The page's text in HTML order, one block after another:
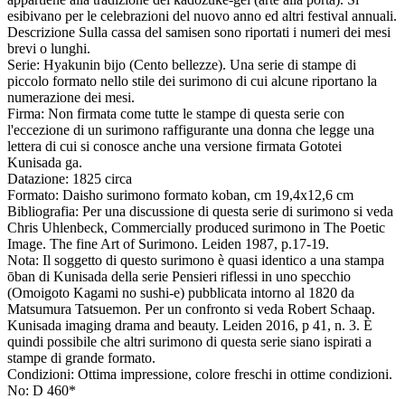
esibivano per le celebrazioni del nuovo anno ed altri festival annuali.
Descrizione Sulla cassa del samisen sono riportati i numeri dei mesi
brevi o lunghi.
Serie: Hyakunin bijo (Cento bellezze). Una serie di stampe di
piccolo formato nello stile dei surimono di cui alcune riportano la
numerazione dei mesi.
Firma: Non firmata come tutte le stampe di questa serie con
l'eccezione di un surimono raffigurante una donna che legge una
lettera di cui si conosce anche una versione firmata Gototei
Kunisada ga.
Datazione: 1825 circa
Formato: Daisho surimono formato koban, cm 19,4x12,6 cm
Bibliografia: Per una discussione di questa serie di surimono si veda
Chris Uhlenbeck, Commercially produced surimono in The Poetic
Image. The fine Art of Surimono. Leiden 1987, p.17-19.
Nota: Il soggetto di questo surimono è quasi identico a una stampa
ōban di Kunisada della serie Pensieri riflessi in uno specchio
(Omoigoto Kagami no sushi-e) pubblicata intorno al 1820 da
Matsumura Tatsuemon. Per un confronto si veda Robert Schaap.
Kunisada imaging drama and beauty. Leiden 2016, p 41, n. 3. È
quindi possibile che altri surimono di questa serie siano ispirati a
stampe di grande formato.
Condizioni: Ottima impressione, colore freschi in ottime condizioni.
No: D 460*